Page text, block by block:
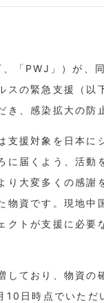
「PWJ」）が
の緊急支援（以
、感染拡大の防
援対象を日本に
届くよう、活動
大変多くの感謝
資です。現地中
トが支援に必要
ており、物資
日時点でいただ